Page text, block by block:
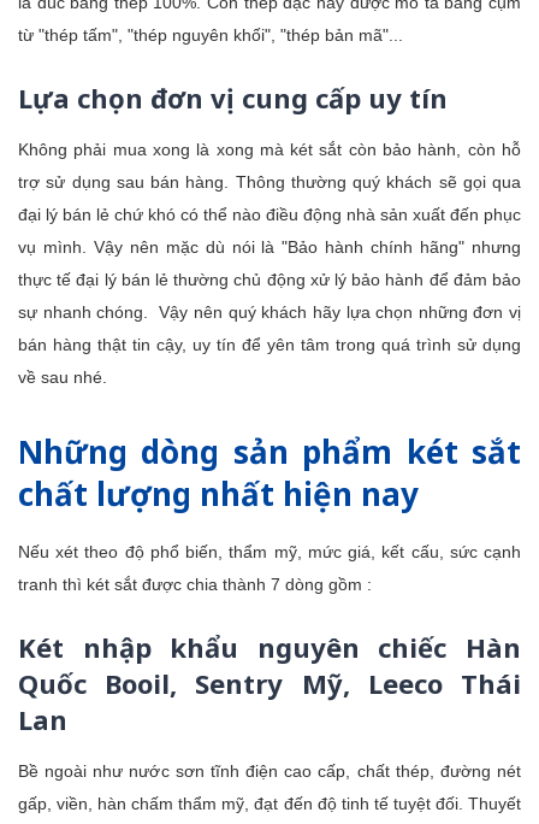
từ "thép tấm", "thép nguyên khối", "thép bản mã"...
Lựa chọn đơn vị cung cấp uy tín
Không phải mua xong là xong mà két sắt còn bảo hành, còn hỗ
trợ sử dụng sau bán hàng. Thông thường quý khách sẽ gọi qua
đại lý bán lẻ chứ khó có thể nào điều động nhà sản xuất đến phục
vụ mình. Vậy nên mặc dù nói là "Bảo hành chính hãng" nhưng
thực tế đại lý bán lẻ thường chủ động xử lý bảo hành để đảm bảo
sự nhanh chóng. Vậy nên quý khách hãy lựa chọn những đơn vị
bán hàng thật tin cậy, uy tín để yên tâm trong quá trình sử dụng
về sau nhé.
Những dòng sản phẩm két sắt
chất lượng nhất hiện nay
Nếu xét theo độ phổ biến, thẩm mỹ, mức giá, kết cấu, sức cạnh
tranh thì két sắt được chia thành 7 dòng gồm :
Két nhập khẩu nguyên chiếc Hàn
Quốc Booil, Sentry Mỹ, Leeco Thái
Lan
Bề ngoài như nước sơn tĩnh điện cao cấp, chất thép, đường nét
gấp, viền, hàn chấm thẩm mỹ, đạt đến độ tinh tế tuyệt đối. Thuyết